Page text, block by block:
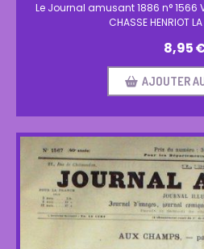
Le Journal amusant 1886 n° 1566
CHASSE HENRIOT
8,95
AJOUTER